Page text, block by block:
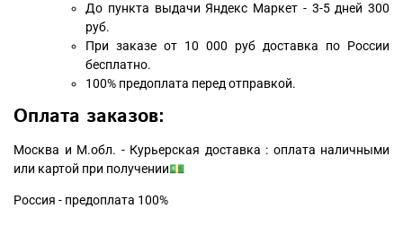
До пункта выдачи Яндекс Маркет - 3-5 дней 300
руб.
При заказе от 10 000 руб доставка по России
бесплатно.
100% предоплата перед отправкой.
Оплата заказов:
Москва и М.обл. - Курьерская доставка : оплата наличными
или картой при получении💵
Россия - предоплата 100%